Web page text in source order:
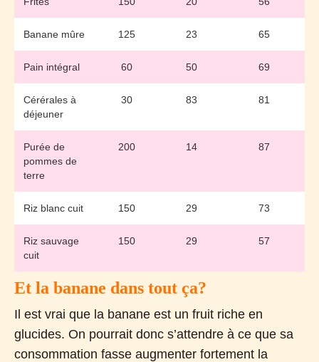
Banane mûre 125 23 65
Pain intégral 60 50 69
Cérérales à
déjeuner
30 83 81
Purée de
pommes de
terre
200 14 87
Riz blanc cuit 150 29 73
Riz sauvage
cuit
150 29 57
Et la banane dans tout ça?
Il est vrai que la banane est un fruit riche en
glucides. On pourrait donc s’attendre à ce que sa
consommation fasse augmenter fortement la